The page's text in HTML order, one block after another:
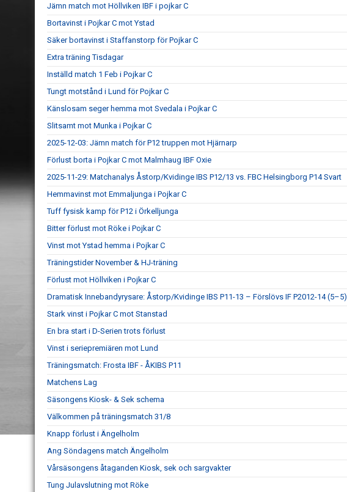
Jämn match mot Höllviken IBF i pojkar C
Bortavinst i Pojkar C mot Ystad
Säker bortavinst i Staffanstorp för Pojkar C
Extra träning Tisdagar
Inställd match 1 Feb i Pojkar C
Tungt motstånd i Lund för Pojkar C
Känslosam seger hemma mot Svedala i Pojkar C
Slitsamt mot Munka i Pojkar C
2025-12-03: Jämn match för P12 truppen mot Hjärnarp
Förlust borta i Pojkar C mot Malmhaug IBF Oxie
2025-11-29: Matchanalys Åstorp/Kvidinge IBS P12/13 vs. FBC Helsingborg P14 Svart
Hemmavinst mot Emmaljunga i Pojkar C
Tuff fysisk kamp för P12 i Örkelljunga
Bitter förlust mot Röke i Pojkar C
Vinst mot Ystad hemma i Pojkar C
Träningstider November & HJ-träning
Förlust mot Höllviken i Pojkar C
Dramatisk Innebandyrysare: Åstorp/Kvidinge IBS P11-13 – Förslövs IF P2012-14 (5–5)
Stark vinst i Pojkar C mot Stanstad
En bra start i D-Serien trots förlust
Vinst i seriepremiären mot Lund
Träningsmatch: Frosta IBF - ÅKIBS P11
Matchens Lag
Säsongens Kiosk- & Sek schema
Välkommen på träningsmatch 31/8
Knapp förlust i Ängelholm
Ang Söndagens match Ängelholm
Vårsäsongens åtaganden Kiosk, sek och sargvakter
Tung Julavslutning mot Röke